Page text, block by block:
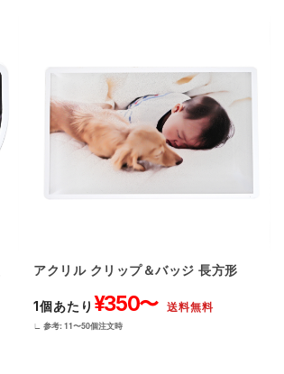
アクリル クリップ＆バッジ 長方形
1個あたり ¥350〜 送料無料
∟ 参考: 11〜50個注文時